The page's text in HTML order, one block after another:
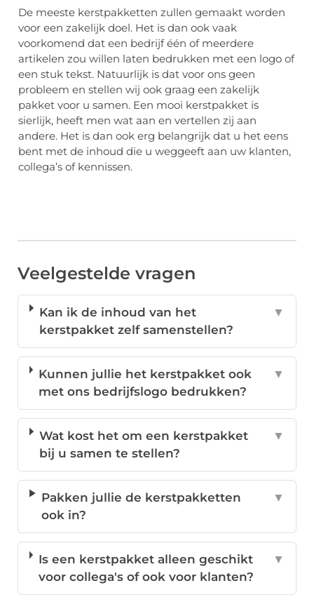
De meeste kerstpakketten zullen gemaakt worden
voor een zakelijk doel. Het is dan ook vaak
voorkomend dat een bedrijf één of meerdere
artikelen zou willen laten bedrukken met een logo of
een stuk tekst. Natuurlijk is dat voor ons geen
probleem en stellen wij ook graag een zakelijk
pakket voor u samen. Een mooi kerstpakket is
sierlijk, heeft men wat aan en vertellen zij aan
andere. Het is dan ook erg belangrijk dat u het eens
bent met de inhoud die u weggeeft aan uw klanten,
collega’s of kennissen.
Veelgestelde vragen
Kan ik de inhoud van het
kerstpakket zelf samenstellen?
▼
Kunnen jullie het kerstpakket ook
met ons bedrijfslogo bedrukken?
▼
Wat kost het om een kerstpakket
bij u samen te stellen?
▼
Pakken jullie de kerstpakketten
ook in?
▼
Is een kerstpakket alleen geschikt
voor collega's of ook voor klanten?
▼